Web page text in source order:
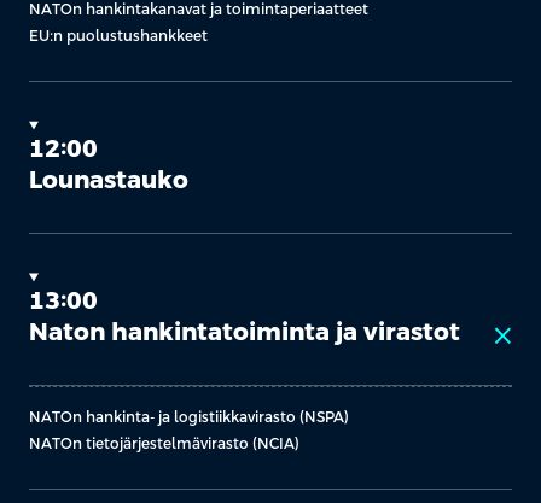
NATOn hankintakanavat ja toimintaperiaatteet
EU:n puolustushankkeet
12:00
Lounastauko
13:00
Naton hankintatoiminta ja virastot
close
NATOn hankinta- ja logistiikkavirasto (NSPA)
NATOn tietojärjestelmävirasto (NCIA)